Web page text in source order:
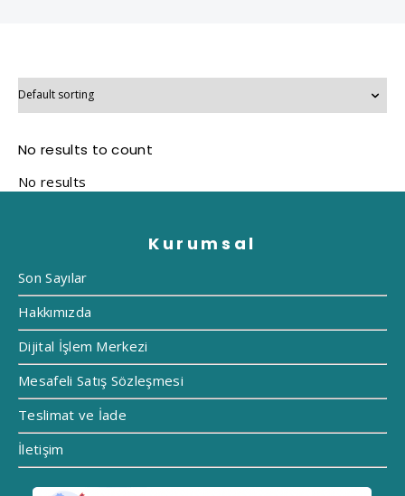
No results to count
Kurumsal
Son Sayılar
Hakkımızda
Dijital İşlem Merkezi
Mesafeli Satış Sözleşmesi
Teslimat ve İade
İletişim